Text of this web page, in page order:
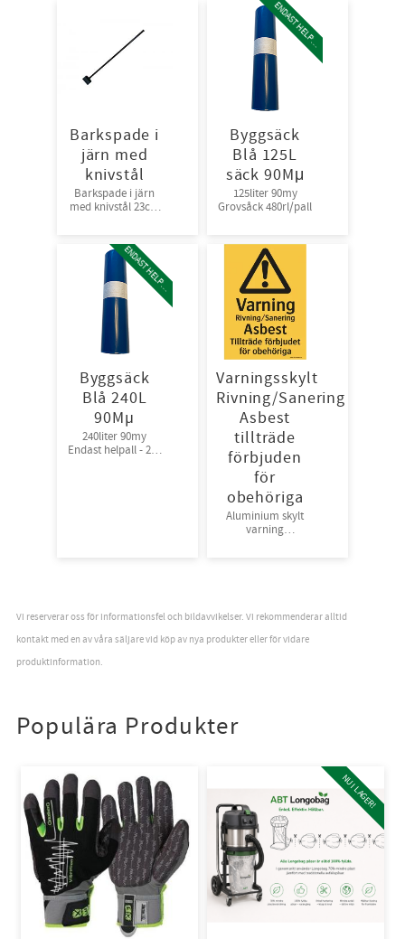
Barkspade i
järn med
knivstål
Barkspade i järn
med knivstål 23cm
Byggsäck
Blå 125L
säck 90Mμ
125liter 90my
Grovsåck 480rl/pall
E
N
D
A
S
T
H
E
L
P
A
L
L
Byggsäck
Blå 240L
90Mµ
240liter 90my
Endast helpall - 250
E
N
D
A
S
T
H
E
L
P
A
L
L
Varningsskylt
Rivning/Sanering
Asbest
tillträde
förbjuden
för
obehöriga
Aluminium skylt
varning
Vi reserverar oss för informationsfel och bildavvikelser. Vi rekommenderar alltid
kontakt med en av våra säljare vid köp av nya produkter eller för vidare
produktinformation.
Populära Produkter
NU I LAGER!